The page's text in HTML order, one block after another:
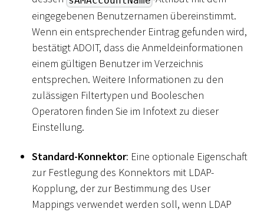
eingegebenen Benutzernamen übereinstimmt.
Wenn ein entsprechender Eintrag gefunden wird,
bestätigt ADOIT, dass die Anmeldeinformationen
einem gültigen Benutzer im Verzeichnis
entsprechen. Weitere Informationen zu den
zulässigen Filtertypen und Booleschen
Operatoren finden Sie im Infotext zu dieser
Einstellung.
Standard-Konnektor: Eine optionale Eigenschaft
zur Festlegung des Konnektors mit LDAP-
Kopplung, der zur Bestimmung des User
Mappings verwendet werden soll, wenn LDAP